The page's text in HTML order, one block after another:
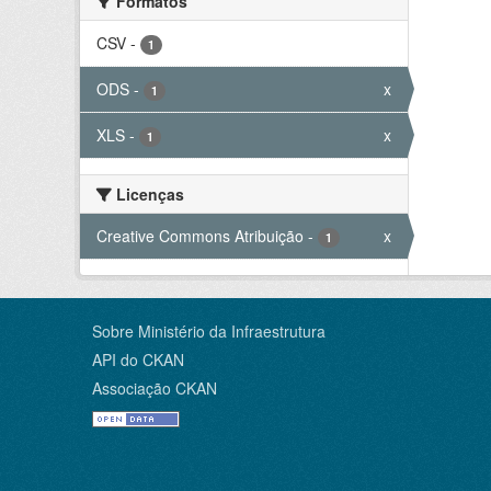
CSV - 1
ODS - 1 x
XLS - 1 x
Licenças
Creative Commons Atribuição - 1 x
Sobre Ministério da Infraestrutura
API do CKAN
Associação CKAN